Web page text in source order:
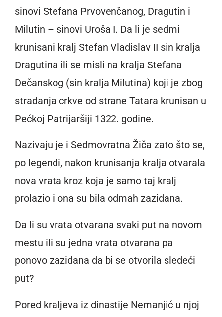
sinovi Stefana Prvovenčanog, Dragutin i
Milutin – sinovi Uroša I. Da li je sedmi
krunisani kralj Stefan Vladislav II sin kralja
Dragutina ili se misli na kralja Stefana
Dečanskog (sin kralja Milutina) koji je zbog
stradanja crkve od strane Tatara krunisan u
Pećkoj Patrijaršiji 1322. godine.
Nazivaju je i Sedmovratna Žiča zato što se,
po legendi, nakon krunisanja kralja otvarala
nova vrata kroz koja je samo taj kralj
prolazio i ona su bila odmah zazidana.
Da li su vrata otvarana svaki put na novom
mestu ili su jedna vrata otvarana pa
ponovo zazidana da bi se otvorila sledeći
put?
Pored kraljeva iz dinastije Nemanjić u njoj